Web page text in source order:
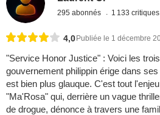
295 abonnés 1 133 critiques
4,0Publiée le 1 décembre
"Service Honor Justice" : Voici les
gouvernement philippin érige dans
est bien plus glauque. C'est tout
"Ma'Rosa" qui, derrière un vague
de drogue, dénonce à travers une